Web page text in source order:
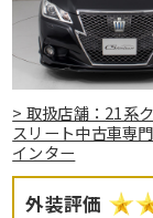
> 取扱店舗：21系
スリート中古車専
インター
外装評価